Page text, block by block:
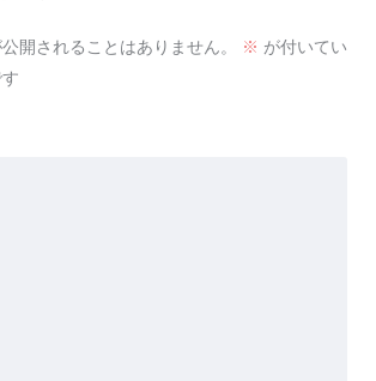
開されることはありません。 ※ が付いてい